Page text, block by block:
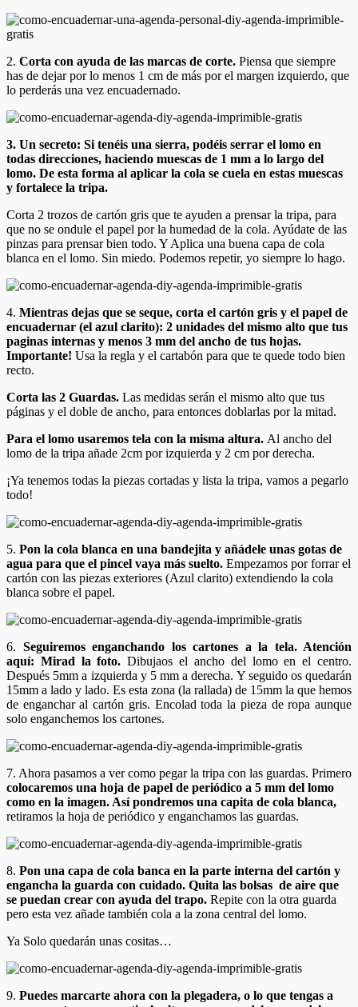
2. Corta con ayuda de las marcas de corte. Piensa que siempre
has de dejar por lo menos 1 cm de más por el margen izquierdo, que
lo perderás una vez encuadernado.
3. Un secreto: Si tenéis una sierra, podéis serrar el lomo en
todas direcciones, haciendo muescas de 1 mm a lo largo del
lomo. De esta forma al aplicar la cola se cuela en estas muescas
y fortalece la tripa.
Corta 2 trozos de cartón gris que te ayuden a prensar la tripa, para
que no se ondule el papel por la humedad de la cola. Ayúdate de las
pinzas para prensar bien todo. Y Aplica una buena capa de cola
blanca en el lomo. Sin miedo. Podemos repetir, yo siempre lo hago.
4. Mientras dejas que se seque, corta el cartón gris y el papel de
encuadernar (el azul clarito): 2 unidades del mismo alto que tus
paginas internas y menos 3 mm del ancho de tus hojas.
Importante! Usa la regla y el cartabón para que te quede todo bien
recto.
Corta las 2 Guardas. Las medidas serán el mismo alto que tus
páginas y el doble de ancho, para entonces doblarlas por la mitad.
Para el lomo usaremos tela con la misma altura. Al ancho del
lomo de la tripa añade 2cm por izquierda y 2 cm por derecha.
¡Ya tenemos todas la piezas cortadas y lista la tripa, vamos a pegarlo
todo!
5. Pon la cola blanca en una bandejita y añádele unas gotas de
agua para que el pincel vaya más suelto. Empezamos por forrar el
cartón con las piezas exteriores (Azul clarito) extendiendo la cola
blanca sobre el papel.
6. Seguiremos enganchando los cartones a la tela. Atención
aquí: Mirad la foto. Dibujaos el ancho del lomo en el centro.
Después 5mm a izquierda y 5 mm a derecha. Y seguido os quedarán
15mm a lado y lado. Es esta zona (la rallada) de 15mm la que hemos
de enganchar al cartón gris. Encolad toda la pieza de ropa aunque
solo enganchemos los cartones.
7. Ahora pasamos a ver como pegar la tripa con las guardas. Primero
colocaremos una hoja de papel de periódico a 5 mm del lomo
como en la imagen. Así pondremos una capita de cola blanca,
retiramos la hoja de periódico y enganchamos las guardas.
8. Pon una capa de cola banca en la parte interna del cartón y
engancha la guarda con cuidado. Quita las bolsas de aire que
se puedan crear con ayuda del trapo. Repite con la otra guarda
pero esta vez añade también cola a la zona central del lomo.
Ya Solo quedarán unas cositas…
9. Puedes marcarte ahora con la plegadera, o lo que tengas a